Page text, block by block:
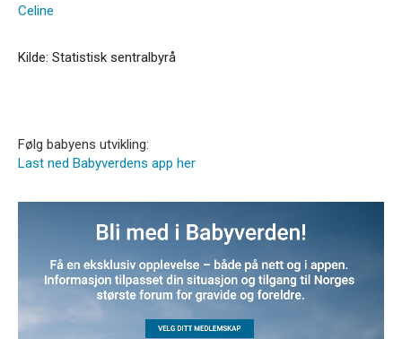
Celine
Kilde: Statistisk sentralbyrå
Følg babyens utvikling:
Last ned Babyverdens app her